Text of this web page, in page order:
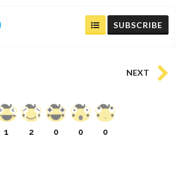
SUBSCRIBE
NEXT
1 2 0 0 0